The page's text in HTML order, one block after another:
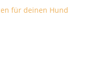
für deinen Hund